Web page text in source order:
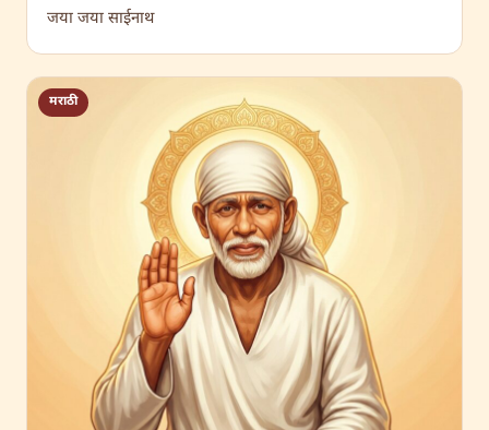
जया जया साईनाथ
मराठी